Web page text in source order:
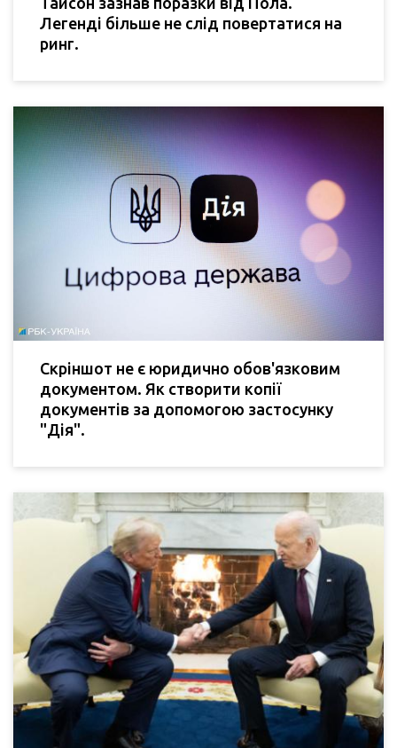
Легенді більше не слід повертатися на
ринг.
Скріншот не є юридично обов'язковим
документом. Як створити копії
документів за допомогою застосунку
"Дія".